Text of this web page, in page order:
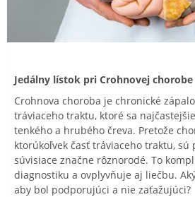
Jedálny lístok pri Crohnovej chorobe
Crohnova choroba je chronické
tráviaceho traktu, ktoré sa
tenkého a hrubého čreva. Pretože
ktorúkoľvek časť tráviaceho traktu, sú
súvisiace značne rôznorodé. To
diagnostiku a ovplyvňuje aj liečbu.
aby bol podporujúci a nie zaťažujúci?